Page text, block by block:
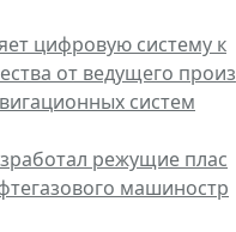
цифровую систему к
от ведущего произ
систем
режущие плас
машиностр